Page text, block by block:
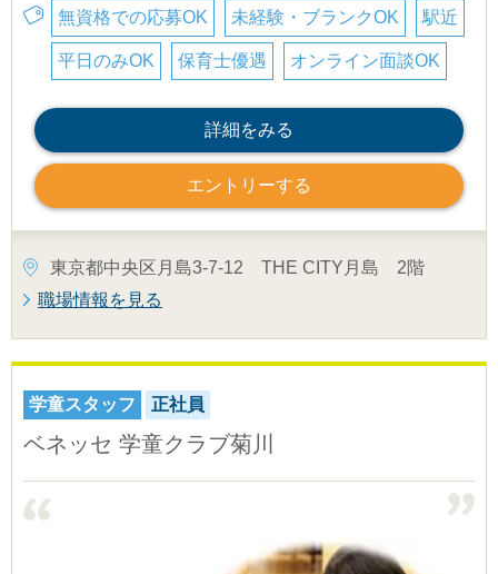
無資格での応募OK 未経験・ブランクOK 駅近
平日のみOK 保育士優遇 オンライン面談OK
詳細をみる
エントリーする
東京都中央区月島3-7-12 THE CITY月島 2階
職場情報を見る
学童スタッフ 正社員
ベネッセ 学童クラブ菊川